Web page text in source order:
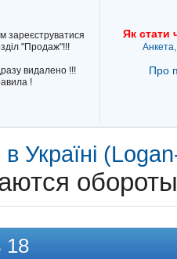
зареєструватися
"Продаж"!!!
видалено !!!
!
Як стати
Про
Україні
18